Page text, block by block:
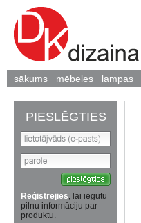
sākums mēbeles lampas
PIESLĒGTIES
Reģistrējies, lai iegūtu
pilnu informāciju par
produktu.